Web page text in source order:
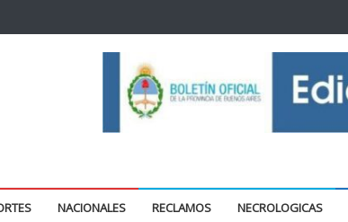
NACIONALES RECLAMOS NECROLOGICAS